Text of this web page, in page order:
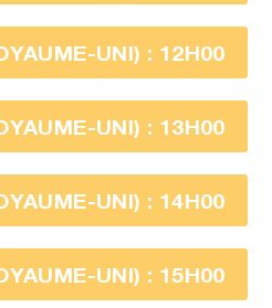
UNI) : 12H00
UNI) : 13H00
UNI) : 14H00
UNI) : 15H00